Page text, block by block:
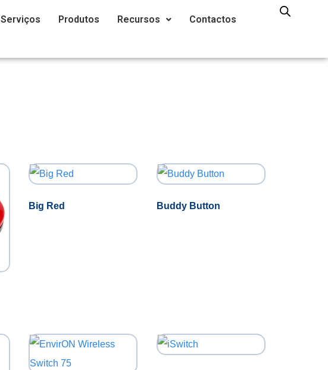
Serviços Produtos Recursos Contactos
Big Red Buddy Button